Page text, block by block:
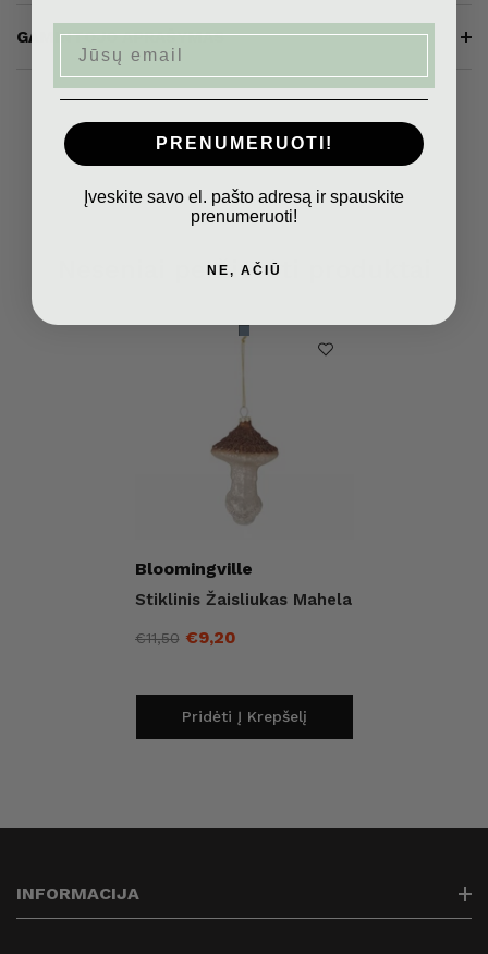
GAMINTOJO APRAŠYMAS
Neseniai peržiūrėti produktai
Pardavėjas:
Bloomingville
Stiklinis Žaisliukas Mahela
kaina
€11,50
kaina
€9,20
Pridėti Į Krepšelį
INFORMACIJA
PRENUMERUOTI!
Įveskite savo el. pašto adresą ir spauskite
prenumeruoti!
NE, AČIŪ